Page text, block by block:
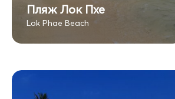
Пляж Лок Пхе
Lok Phae Beach